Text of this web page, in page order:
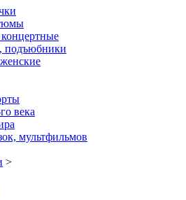
подъюбники
века
мультфильмов
>